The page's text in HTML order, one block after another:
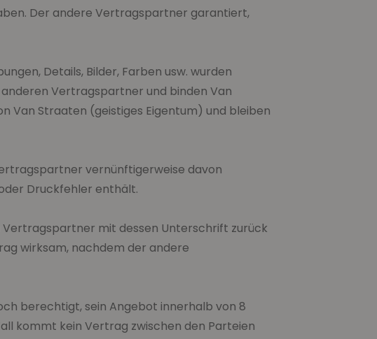
Der andere Vertragspartner garantiert,
Details, Bilder, Farben usw. wurden
Vertragspartner und binden Van
Van Straaten (geistiges Eigentum) und bleiben
vernünftigerweise davon
Druckfehler enthält.
mit dessen Unterschrift zurück
wirksam, nachdem der andere
berechtigt, sein Angebot innerhalb von 8
kommt kein Vertrag zwischen den Parteien